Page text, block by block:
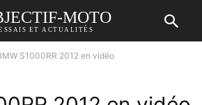
MOTO
ET ACTUALITÉS
S1000RR 2012 en vidéo